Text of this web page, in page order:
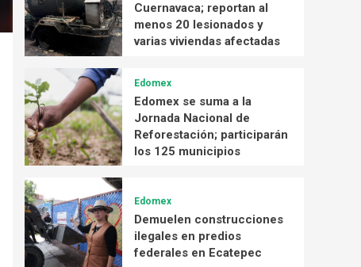
Cuernavaca; reportan al
menos 20 lesionados y
varias viviendas afectadas
Edomex
Edomex se suma a la
Jornada Nacional de
Reforestación; participarán
los 125 municipios
Edomex
Demuelen construcciones
ilegales en predios
federales en Ecatepec